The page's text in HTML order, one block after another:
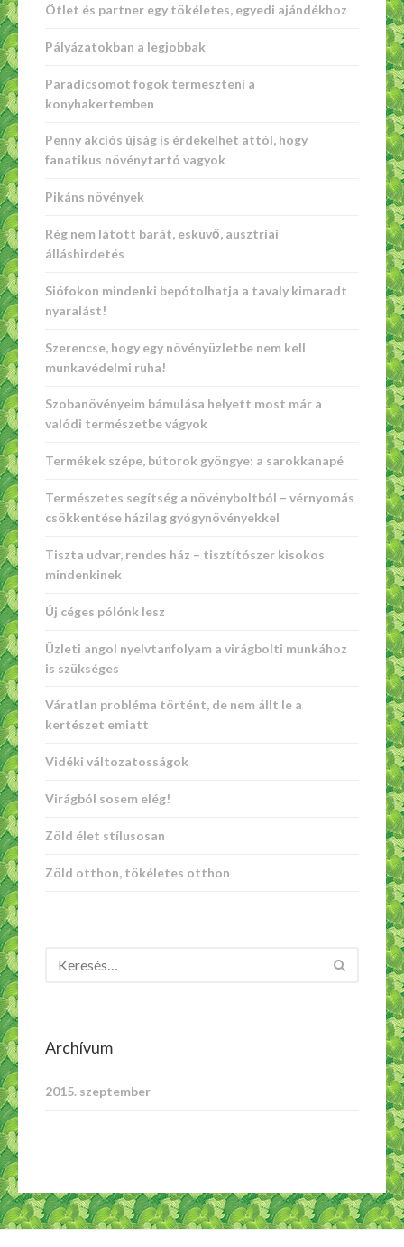
Ötlet és partner egy tökéletes, egyedi ajándékhoz
Pályázatokban a legjobbak
Paradicsomot fogok termeszteni a
konyhakertemben
Penny akciós újság is érdekelhet attól, hogy
fanatikus növénytartó vagyok
Pikáns növények
Rég nem látott barát, esküvő, ausztriai
álláshirdetés
Siófokon mindenki bepótolhatja a tavaly kimaradt
nyaralást!
Szerencse, hogy egy növényüzletbe nem kell
munkavédelmi ruha!
Szobanövényeim bámulása helyett most már a
valódi természetbe vágyok
Termékek szépe, bútorok gyöngye: a sarokkanapé
Természetes segítség a növényboltból – vérnyomás
csökkentése házilag gyógynövényekkel
Tiszta udvar, rendes ház – tisztítószer kisokos
mindenkinek
Új céges pólónk lesz
Üzleti angol nyelvtanfolyam a virágbolti munkához
is szükséges
Váratlan probléma történt, de nem állt le a
kertészet emiatt
Vidéki változatosságok
Virágból sosem elég!
Zöld élet stílusosan
Zöld otthon, tökéletes otthon
Archívum
2015. szeptember